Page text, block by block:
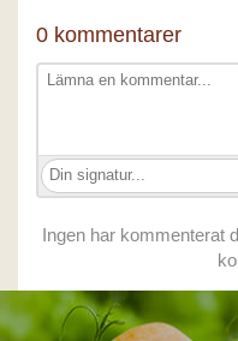
0 kommentarer
Ingen har kommenterat